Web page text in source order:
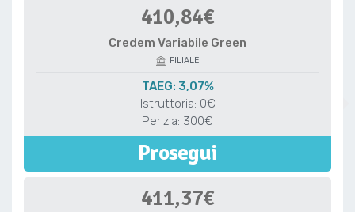
410,84€
Credem Variabile Green
FILIALE
TAEG: 3,07%
Istruttoria: 0€
Perizia: 300€
Prosegui
411,37€